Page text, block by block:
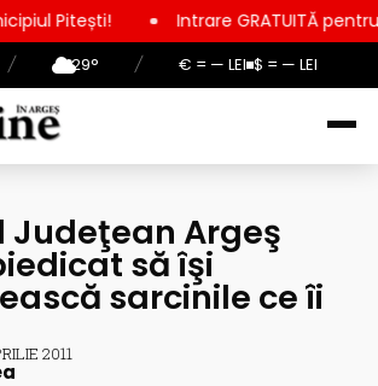
/ 29° / € = — LEI $ = — LEI
Intrare GRATUITĂ pentru copii, elevi și
Judeţean Argeş
să îşi
sarcinile ce îi
2011